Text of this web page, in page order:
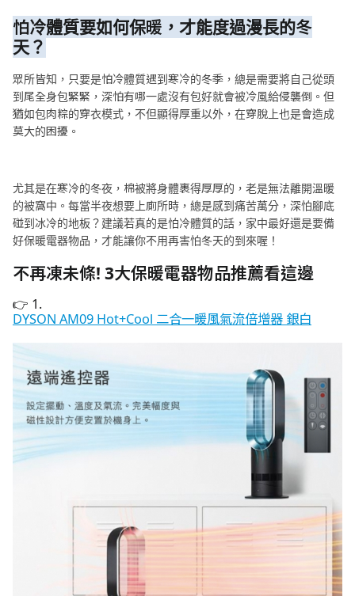
怕冷體質要如何保暖，才能度過漫長的冬
天？
眾所皆知，只要是怕冷體質遇到寒冷的冬季，總是需要將自己從頭
到尾全身包緊緊，深怕有哪一處沒有包好就會被冷風給侵襲倒。但
猶如包肉粽的穿衣模式，不但顯得厚重以外，在穿脫上也是會造成
莫大的困擾。
尤其是在寒冷的冬夜，棉被將身體裹得厚厚的，老是無法離開溫暖
的被窩中。每當半夜想要上廁所時，總是感到痛苦萬分，深怕腳底
碰到冰冷的地板？建議若真的是怕冷體質的話，家中最好還是要備
好保暖電器物品，才能讓你不用再害怕冬天的到來喔！
不再凍未條! 3大保暖電器物品推薦看這邊
👉 1.
DYSON AM09 Hot+Cool 二合一暖風氣流倍增器 銀白